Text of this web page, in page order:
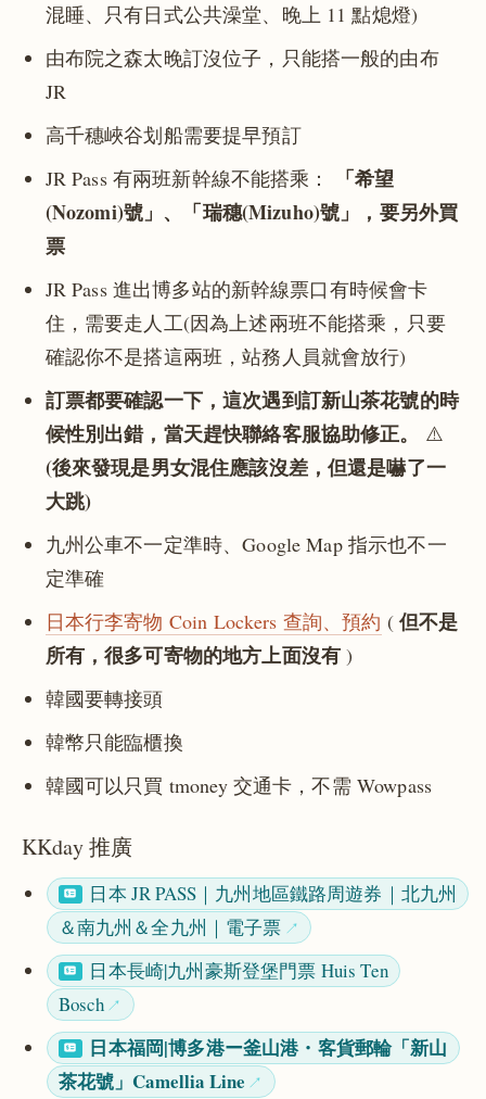
混睡、只有日式公共澡堂、晚上 11 點熄燈)
由布院之森太晚訂沒位子，只能搭一般的由布
JR
高千穗峽谷划船需要提早預訂
JR Pass 有兩班新幹線不能搭乘：
「希望
(Nozomi)號」、「瑞穗(Mizuho)號」，要另外買
票
JR Pass 進出博多站的新幹線票口有時候會卡
住，需要走人工(因為上述兩班不能搭乘，只要
確認你不是搭這兩班，站務人員就會放行)
訂票都要確認一下，這次遇到訂新山茶花號的時
候性別出錯，當天趕快聯絡客服協助修正。
⚠️
(後來發現是男女混住應該沒差，但還是嚇了一
大跳)
九州公車不一定準時、Google Map 指示也不一
定準確
日本行李寄物 Coin Lockers 查詢、預約 (但不是
所有，很多可寄物的地方上面沒有 )
韓國要轉接頭
韓幣只能臨櫃換
韓國可以只買 tmoney 交通卡，不需 Wowpass
KKday 推廣
日本 JR PASS｜九州地區鐵路周遊券｜北九州
＆南九州＆全九州｜電子票
日本長崎|九州豪斯登堡門票 Huis Ten
Bosch
日本福岡|博多港ー釜山港・客貨郵輪「新山
茶花號」Camellia Line